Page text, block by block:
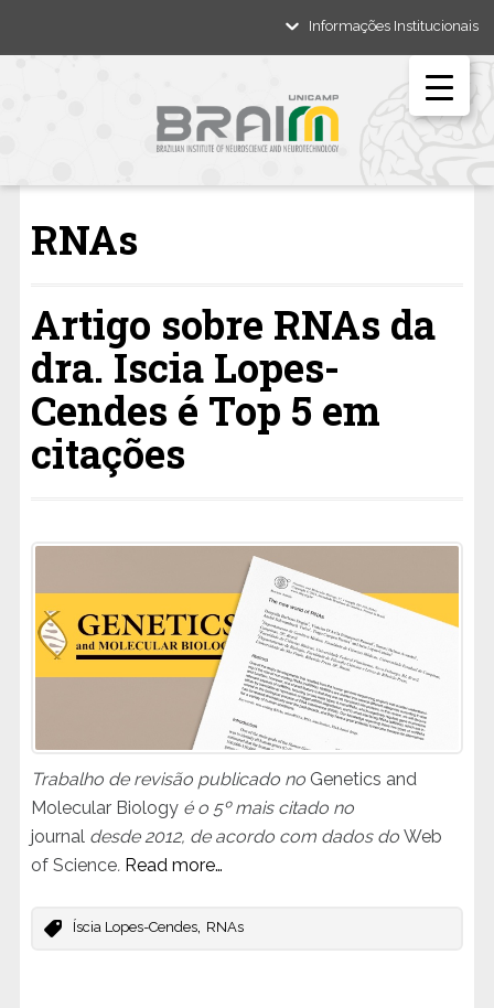
Informações Institucionais
RNAs
Artigo sobre RNAs da
dra. Iscia Lopes-
Cendes é Top 5 em
citações
Trabalho de revisão publicado no Genetics and
Molecular Biologyé o 5º mais citado no
journal desde 2012, de acordo com dados do Web
of Science. Read more…
Íscia Lopes-Cendes, RNAs